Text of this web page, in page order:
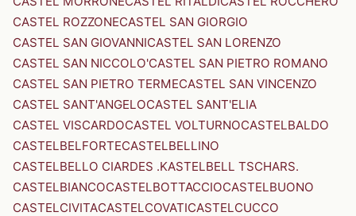
CASTEL ROZZONECASTEL SAN GIORGIO
CASTEL SAN GIOVANNICASTEL SAN LORENZO
CASTEL SAN NICCOLO'CASTEL SAN PIETRO ROMANO
CASTEL SAN PIETRO TERMECASTEL SAN VINCENZO
CASTEL SANT'ANGELOCASTEL SANT'ELIA
CASTEL VISCARDOCASTEL VOLTURNOCASTELBALDO
CASTELBELFORTECASTELBELLINO
CASTELBELLO CIARDES .KASTELBELL TSCHARS.
CASTELBIANCOCASTELBOTTACCIOCASTELBUONO
CASTELCIVITACASTELCOVATICASTELCUCCO